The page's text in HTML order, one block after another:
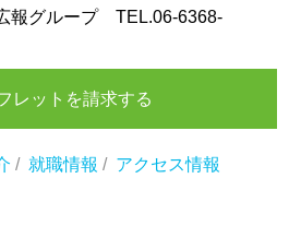
報グループ TEL.06-6368-
レットを請求する
/ 就職情報 / アクセス情報